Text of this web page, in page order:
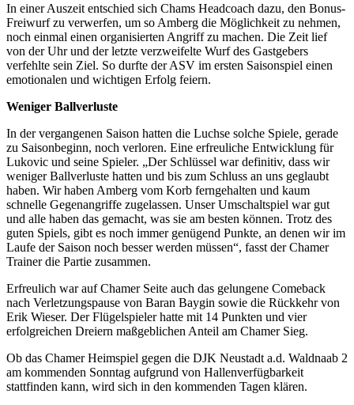
In einer Auszeit entschied sich Chams Headcoach dazu, den Bonus-
Freiwurf zu verwerfen, um so Amberg die Möglichkeit zu nehmen,
noch einmal einen organisierten Angriff zu machen. Die Zeit lief
von der Uhr und der letzte verzweifelte Wurf des Gastgebers
verfehlte sein Ziel. So durfte der ASV im ersten Saisonspiel einen
emotionalen und wichtigen Erfolg feiern.
Weniger Ballverluste
In der vergangenen Saison hatten die Luchse solche Spiele, gerade
zu Saisonbeginn, noch verloren. Eine erfreuliche Entwicklung für
Lukovic und seine Spieler. „Der Schlüssel war definitiv, dass wir
weniger Ballverluste hatten und bis zum Schluss an uns geglaubt
haben. Wir haben Amberg vom Korb ferngehalten und kaum
schnelle Gegenangriffe zugelassen. Unser Umschaltspiel war gut
und alle haben das gemacht, was sie am besten können. Trotz des
guten Spiels, gibt es noch immer genügend Punkte, an denen wir im
Laufe der Saison noch besser werden müssen“, fasst der Chamer
Trainer die Partie zusammen.
Erfreulich war auf Chamer Seite auch das gelungene Comeback
nach Verletzungspause von Baran Baygin sowie die Rückkehr von
Erik Wieser. Der Flügelspieler hatte mit 14 Punkten und vier
erfolgreichen Dreiern maßgeblichen Anteil am Chamer Sieg.
Ob das Chamer Heimspiel gegen die DJK Neustadt a.d. Waldnaab 2
am kommenden Sonntag aufgrund von Hallenverfügbarkeit
stattfinden kann, wird sich in den kommenden Tagen klären.